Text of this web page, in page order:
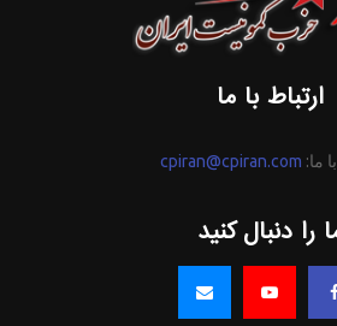
ارتباط با ما
ما: cpiran@cpiran.com
را دنبال کنید